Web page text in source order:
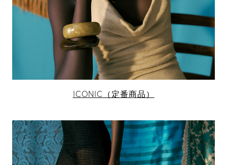
ICONIC（定番商品）